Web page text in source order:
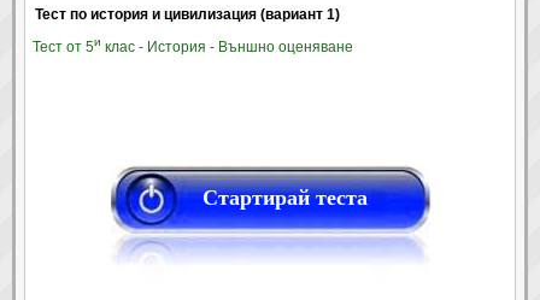
Тест по история и цивилизация (вариант 1)
Тест от 5и клас - История - Външно оценяване
Стартирай теста